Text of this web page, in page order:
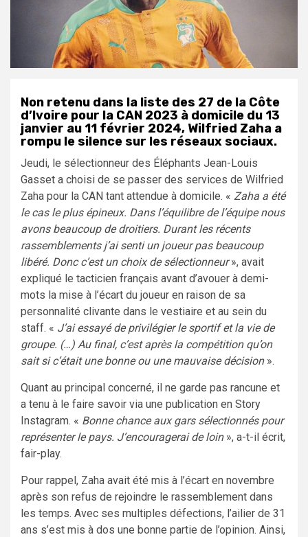
Non retenu dans la liste des 27 de la Côte
d’Ivoire pour la CAN 2023 à domicile du 13
janvier au 11 février 2024, Wilfried Zaha a
rompu le silence sur les réseaux sociaux.
Jeudi, le sélectionneur des Éléphants Jean-Louis
Gasset a choisi de se passer des services de Wilfried
Zaha pour la CAN tant attendue à domicile. « Zaha a été
le cas le plus épineux. Dans l’équilibre de l’équipe nous
avons beaucoup de droitiers. Durant les récents
rassemblements j’ai senti un joueur pas beaucoup
libéré. Donc c’est un choix de sélectionneur», avait
expliqué le tacticien français avant d’avouer à demi-
mots la mise à l’écart du joueur en raison de sa
personnalité clivante dans le vestiaire et au sein du
staff. « J’ai essayé de privilégier le sportif et la vie de
groupe. (…) Au final, c’est après la compétition qu’on
sait si c’était une bonne ou une mauvaise décision».
Quant au principal concerné, il ne garde pas rancune et
a tenu à le faire savoir via une publication en Story
Instagram. « Bonne chance aux gars sélectionnés pour
représenter le pays. J’encouragerai de loin», a-t-il écrit,
fair-play.
Pour rappel, Zaha avait été mis à l’écart en novembre
après son refus de rejoindre le rassemblement dans
les temps. Avec ses multiples défections, l’ailier de 31
ans s’est mis à dos une bonne partie de l’opinion. Ainsi,